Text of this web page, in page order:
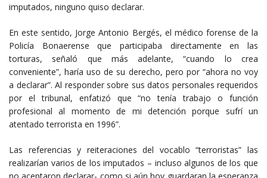
imputados, ninguno quiso declarar.
En este sentido, Jorge Antonio Bergés, el médico forense de la
Policía Bonaerense que participaba directamente en las
torturas, señaló que más adelante, “cuando lo crea
conveniente”, haría uso de su derecho, pero por “ahora no voy
a declarar”. Al responder sobre sus datos personales requeridos
por el tribunal, enfatizó que “no tenía trabajo o función
profesional al momento de mi detención porque sufrí un
atentado terrorista en 1996”.
Las referencias y reiteraciones del vocablo “terroristas” las
realizarían varios de los imputados – incluso algunos de los que